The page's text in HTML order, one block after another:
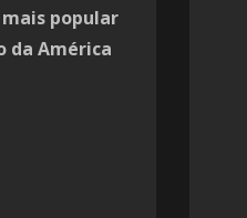
popular
da América